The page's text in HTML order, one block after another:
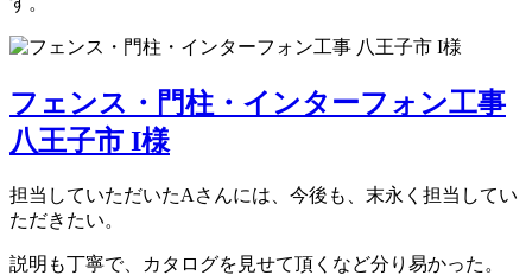
フェンス・門柱・インターフォン工事
八王子市 I様
担当していただいたAさんには、今後も、末永く担当してい
ただきたい。
説明も丁寧で、カタログを見せて頂くなど分り易かった。